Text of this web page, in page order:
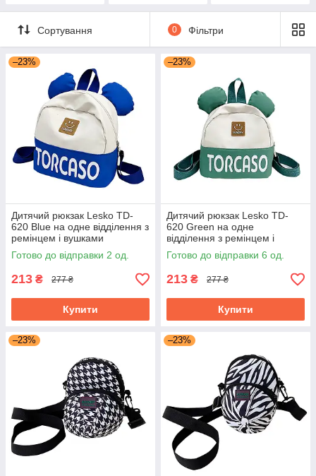
Сортування 0 Фільтри
–23%
Дитячий рюкзак Lesko TD-
620 Blue на одне відділення з
ремінцем і вушками
Готово до відправки 2 од.
213 ₴ 277 ₴
Купити
–23%
Дитячий рюкзак Lesko TD-
620 Green на одне
відділення з ремінцем і
вушками
Готово до відправки 6 од.
213 ₴ 277 ₴
Купити
–23% –23%